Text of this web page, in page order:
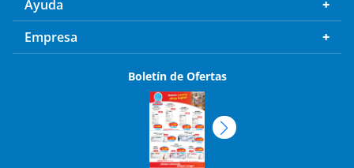
Ayuda
Empresa
Boletín de Ofertas